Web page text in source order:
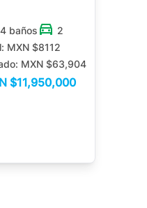
4 baños
2
MXN $8112
MXN $63,904
$11,950,000